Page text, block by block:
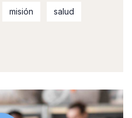
misión salud